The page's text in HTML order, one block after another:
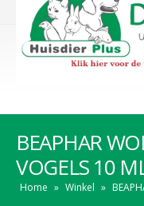
BEAPHAR
VOGELS 10
Home » Winkel »